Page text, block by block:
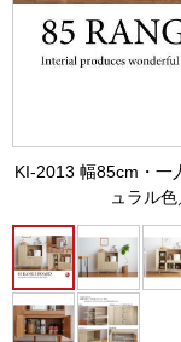
KI-2013 幅85cm・一
ュラル